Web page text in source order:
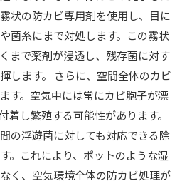
状の防カビ専用剤を使用し、目に
菌糸にまで対処します。この霧状
まで薬剤が浸透し、残存菌に対す
します。 さらに、空間全体のカビ
す。空気中には常にカビ胞子が漂
着し繁殖する可能性があります。
の浮遊菌に対しても対応できる除
。これにより、ポットのような湿
く、空気環境全体の防カビ処理が